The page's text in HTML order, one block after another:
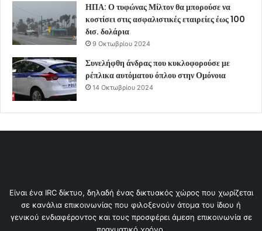
ΗΠΑ: Ο τυφώνας Μίλτον θα μπορούσε να
κοστίσει στις ασφαλιστικές εταιρείες έως 100
δισ. δολάρια
9 Οκτωβρίου 2024
Συνελήφθη άνδρας που κυκλοφορούσε με
ρέπλικα αυτόματου όπλου στην Ομόνοια
14 Οκτωβρίου 2024
Είναι ένα IRC δίκτυο, δηλαδή ένας δικτυακός χώρος που χωρίζεται
σε κανάλια επικοινωνίας που φιλοξενούν άτομα του ίδιου ή
γενικού ενδιαφέροντος και τους προσφέρει άμεση επικοινωνία σε